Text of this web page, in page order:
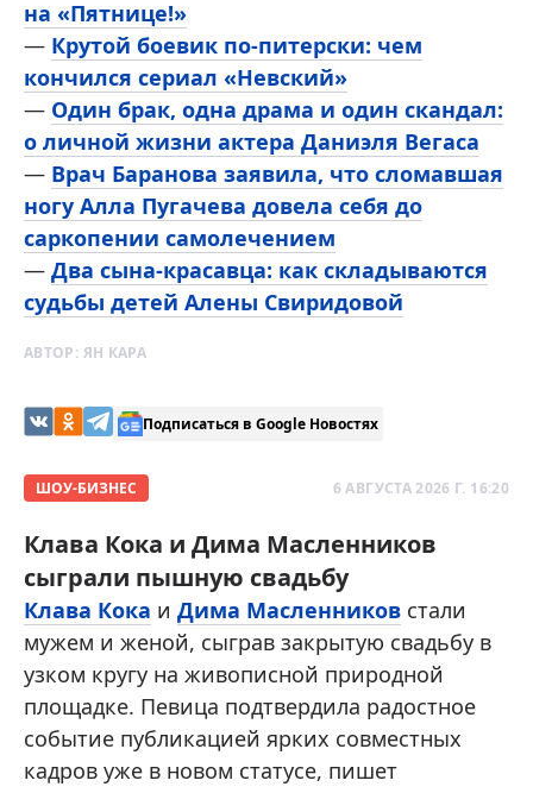
на «Пятнице!»
— Крутой боевик по-питерски: чем
кончился сериал «Невский»
— Один брак, одна драма и один скандал:
о личной жизни актера Даниэля Вегаса
— Врач Баранова заявила, что сломавшая
ногу Алла Пугачева довела себя до
саркопении самолечением
— Два сына-красавца: как складываются
судьбы детей Алены Свиридовой
АВТОР: ЯН КАРА
Подписаться в Google Новостях
ШОУ-БИЗНЕС 6 АВГУСТА 2026 Г. 16:20
Клава Кока и Дима Масленников
сыграли пышную свадьбу
Клава Кока и Дима Масленников стали
мужем и женой, сыграв закрытую свадьбу в
узком кругу на живописной природной
площадке. Певица подтвердила радостное
событие публикацией ярких совместных
кадров уже в новом статусе, пишет